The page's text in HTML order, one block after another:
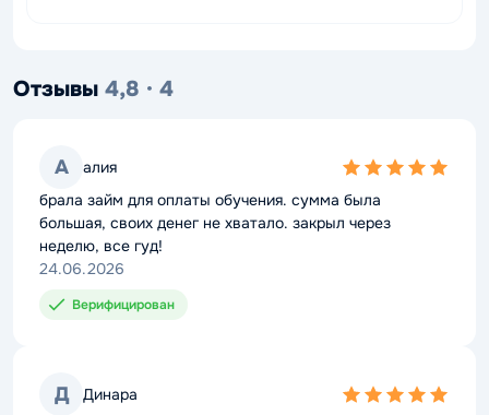
Отзывы 4,8 · 4
А алия
5,0
rating
брала займ для оплаты обучения. сумма была
большая, своих денег не хватало. закрыл через
неделю, все гуд!
24.06.2026
Верифицирован
Д Динара
5,0